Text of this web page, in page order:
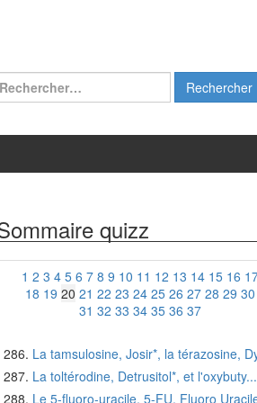
:
quizz
1 2 3 4 5 6 7 8 9 10 11 12 13 14 15 16
18 19 20 21 22 23 24 25 26 27 28 29 30
31 32 33 34 35 36 37
La tamsulosine, Josir*, la térazosine,
La toltérodine, Detrusitol*, et l'oxybuty...
Le 5-fluoro-uracile, 5-FU, Fluoro